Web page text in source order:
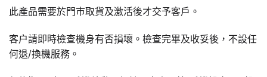
此產品需要於門巿取貨及激活後才交予客戶。
客户請即時檢查機身有否損壞。檢查完畢及收妥後，不設任
何退/換機服務。